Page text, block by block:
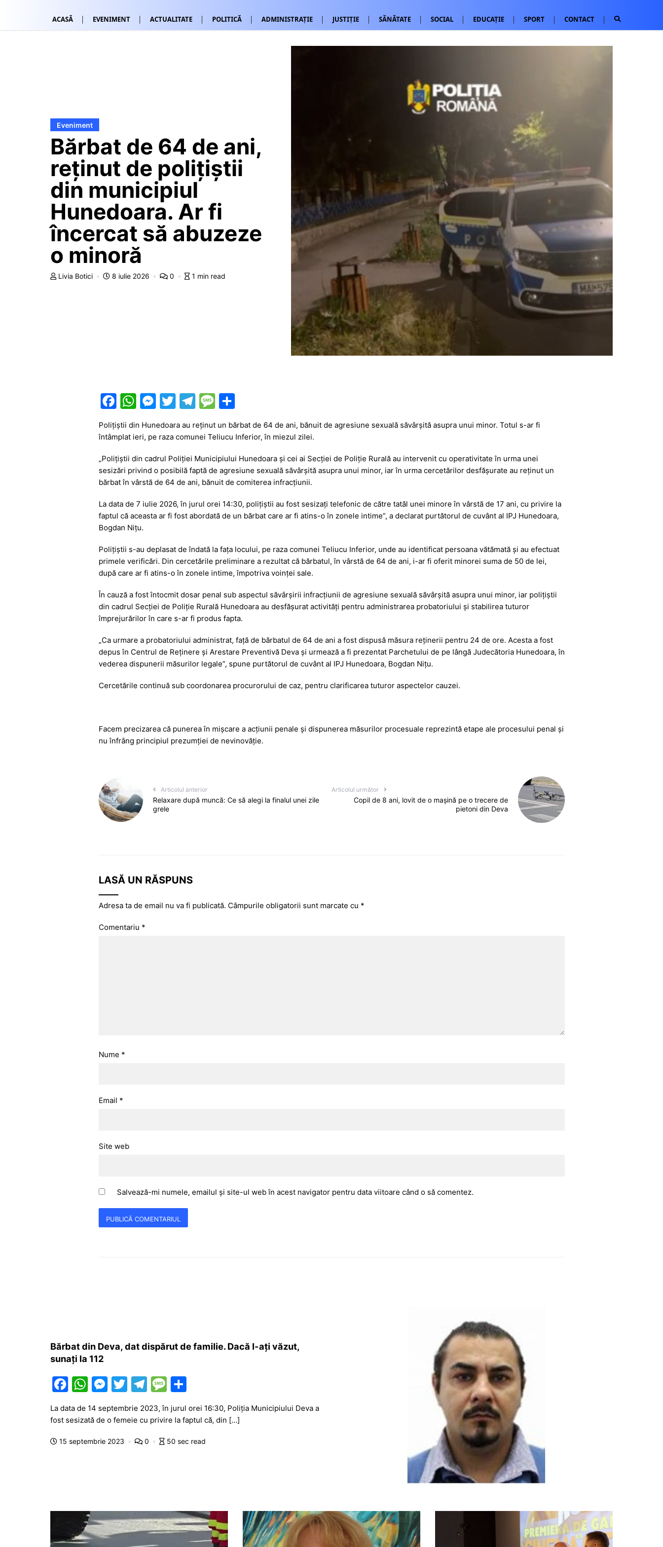
ACASĂ EVENIMENT ACTUALITATE POLITICĂ ADMINISTRAȚIE JUSTIȚIE SĂNĂTATE SOCIAL EDUCAȚIE SPORT CONTACT
Eveniment
Bărbat de 64 de ani,
reținut de polițiștii
din municipiul
Hunedoara. Ar fi
încercat să abuzeze
o minoră
Livia Botici 8 iulie 2026 0 1 min read
F
a
c
b
o
k
W
at
A
p
p
M
s
e
n
er
T
itt
T
el
e
a
m
M
s
a
g
e
P
ta
a
z
Polițiștii din Hunedoara au reținut un bărbat de 64 de ani, bănuit de agresiune sexuală săvârșită asupra unui minor. Totul s-ar fi
întâmplat ieri, pe raza comunei Teliucu Inferior, în miezul zilei.
„Polițiștii din cadrul Poliției Municipiului Hunedoara și cei ai Secției de Poliție Rurală au intervenit cu operativitate în urma unei
sesizări privind o posibilă faptă de agresiune sexuală săvârșită asupra unui minor, iar în urma cercetărilor desfășurate au reținut un
bărbat în vârstă de 64 de ani, bănuit de comiterea infracțiunii.
La data de 7 iulie 2026, în jurul orei 14:30, polițiștii au fost sesizați telefonic de către tatăl unei minore în vârstă de 17 ani, cu privire la
faptul că aceasta ar fi fost abordată de un bărbat care ar fi atins-o în zonele intime”, a declarat purtătorul de cuvânt al IPJ Hunedoara,
Bogdan Nițu.
Polițiștii s-au deplasat de îndată la fața locului, pe raza comunei Teliucu Inferior, unde au identificat persoana vătămată și au efectuat
primele verificări. Din cercetările preliminare a rezultat că bărbatul, în vârstă de 64 de ani, i-ar fi oferit minorei suma de 50 de lei,
după care ar fi atins-o în zonele intime, împotriva voinței sale.
În cauză a fost întocmit dosar penal sub aspectul săvârșirii infracțiunii de agresiune sexuală săvârșită asupra unui minor, iar polițiștii
din cadrul Secției de Poliție Rurală Hunedoara au desfășurat activități pentru administrarea probatoriului și stabilirea tuturor
împrejurărilor în care s-ar fi produs fapta.
„Ca urmare a probatoriului administrat, față de bărbatul de 64 de ani a fost dispusă măsura reținerii pentru 24 de ore. Acesta a fost
depus în Centrul de Reținere și Arestare Preventivă Deva și urmează a fi prezentat Parchetului de pe lângă Judecătoria Hunedoara, în
vederea dispunerii măsurilor legale”, spune purtătorul de cuvânt al IPJ Hunedoara, Bogdan Nițu.
Cercetările continuă sub coordonarea procurorului de caz, pentru clarificarea tuturor aspectelor cauzei.
Facem precizarea că punerea în mișcare a acțiunii penale și dispunerea măsurilor procesuale reprezintă etape ale procesului penal și
nu înfrâng principiul prezumției de nevinovăție.
Articolul anterior
Relaxare după muncă: Ce să alegi la finalul unei zile
grele
Articolul următor
Copil de 8 ani, lovit de o mașină pe o trecere de
pietoni din Deva
LASĂ UN RĂSPUNS
Adresa ta de email nu va fi publicată. Câmpurile obligatorii sunt marcate cu *
Comentariu *
Nume *
Email *
Site web
Salvează-mi numele, emailul și site-ul web în acest navigator pentru data viitoare când o să comentez.
Bărbat din Deva, dat dispărut de familie. Dacă l-ați văzut,
sunați la 112
F
c
b
W
at
A
M
s
e
T
w
itt
T
e
a
M
e
s
a
ar
ta
a
La data de 14 septembrie 2023, în jurul orei 16:30, Poliția Municipiului Deva a
fost sesizată de o femeie cu privire la faptul că, din […]
15 septembrie 2023 0 50 sec read